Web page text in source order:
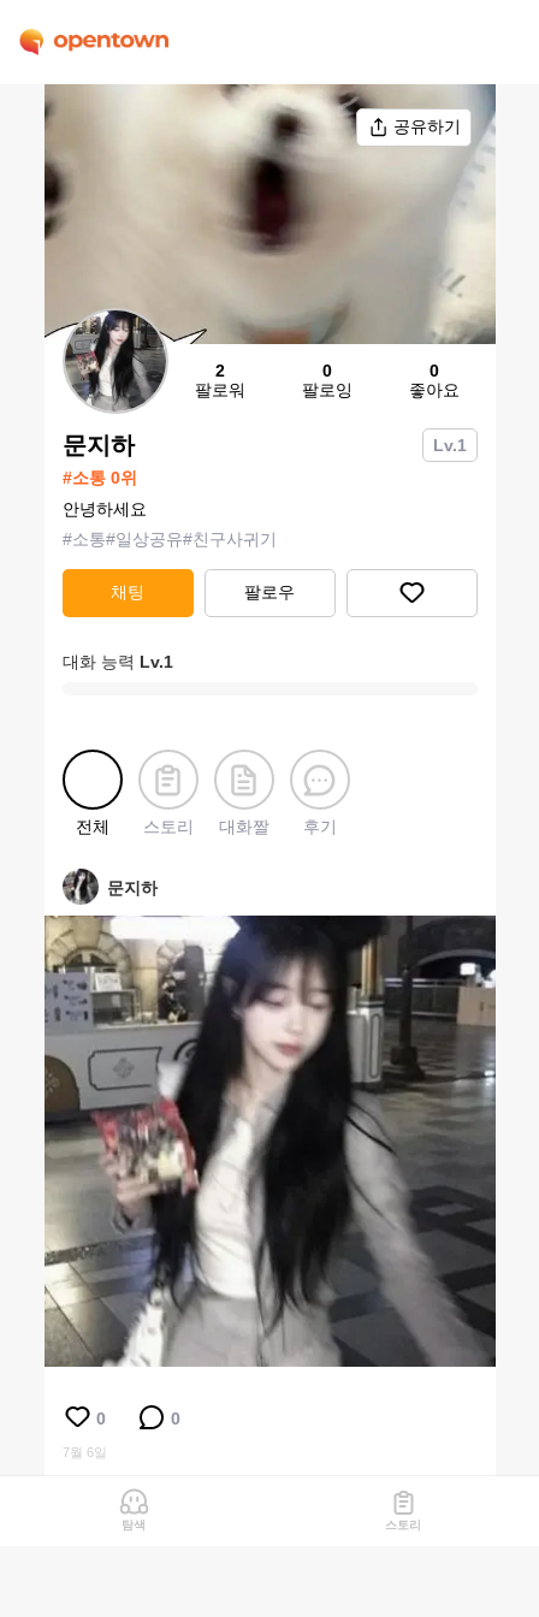
탐색 스토리
공유하기
2
팔로워
0
팔로잉
0
좋아요
문지하 Lv.1
#소통 0위
안녕하세요
#소통#일상공유#친구사귀기
채팅 팔로우
대화 능력 Lv.1
전체 스토리 대화짤 후기
문지하
0 0
7월 6일